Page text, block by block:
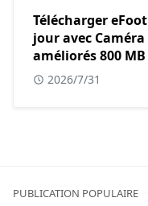
Télécharger
jour avec
améliorés 800 MB
2026/7/31
PUBLICATION POPULAIRE